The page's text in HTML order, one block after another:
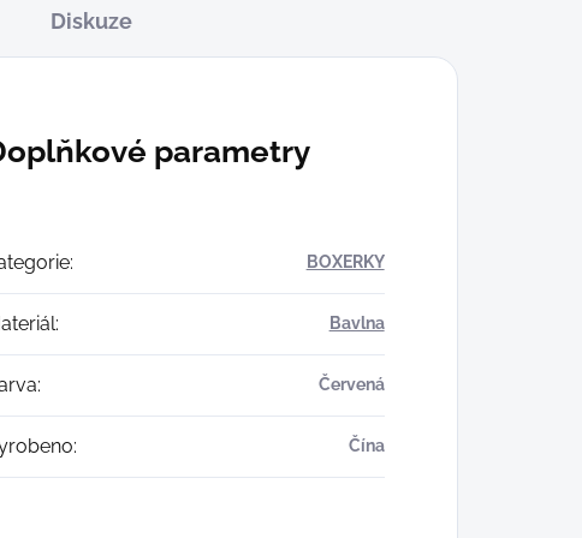
Diskuze
parametry
: BOXERKY
: Bavlna
: Červená
: Čína